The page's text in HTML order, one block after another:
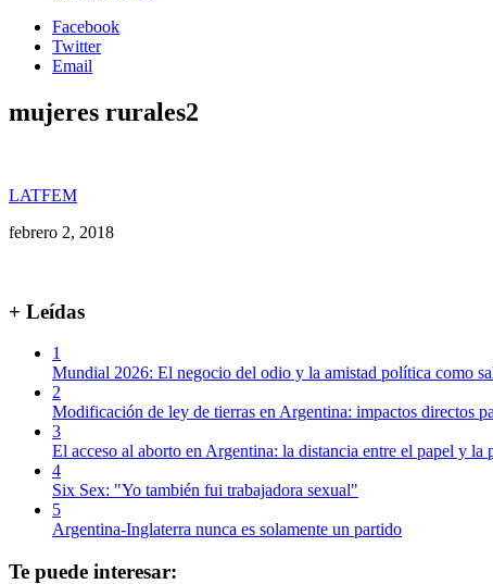
Facebook
Twitter
Email
mujeres rurales2
LATFEM
febrero 2, 2018
+ Leídas
1
Mundial 2026: El negocio del odio y la amistad política como
2
Modificación de ley de tierras en Argentina: impactos directos
3
El acceso al aborto en Argentina: la distancia entre el papel y la
4
Six Sex: "Yo también fui trabajadora sexual"
5
Argentina-Inglaterra nunca es solamente un partido
Te puede interesar: